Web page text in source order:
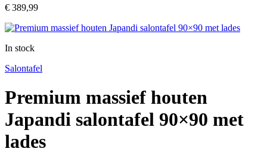
€ 389,99
In stock
Salontafel
Premium massief houten
Japandi salontafel 90×90 met
lades